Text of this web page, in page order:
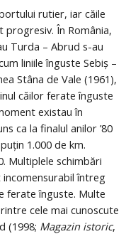
rutier, iar căile
În România,
Turda – Abrud s-au
liniile înguste Sebiș –
Stâna de Vale (1961),
căilor ferate înguste
existau în
ca la finalul anilor ’80
1.000 de km.
Multiplele schimbări
întreg
ferate înguste. Multe
cele mai cunoscute
(1998; Magazin istoric,